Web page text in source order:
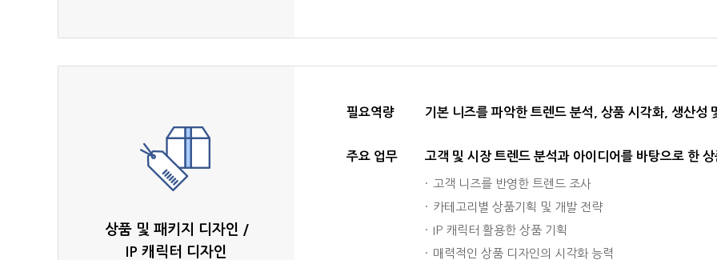
상품 및 패키지 디자인 /
IP 캐릭터 디자인
필요역량 기본 니즈를 파악한 트렌드 분석, 상품 시각화, 생산성
주요 업무 고객 및 시장 트렌드 분석과 아이디어를 바탕으로 한
고객 니즈를 반영한 트렌드 조사
카테고리별 상품기획 및 개발 전략
IP 캐릭터 활용한 상품 기획
매력적인 상품 디자인의 시각화 능력